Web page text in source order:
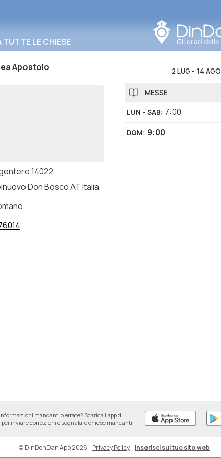
LE CHIESE
Apostolo
14022
Don Bosco AT Italia
2 LUG - 14 AGO
MESSE
LUN - SAB: 7:00
DOM: 9:00
mancanti o errate? Scarica l'app di
per inviare correzioni e segnalare chiese mancanti!
© DinDonDan App 2026–Privacy Policy–Inserisci sul tuo sito web